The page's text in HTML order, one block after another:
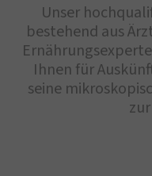
Unser
bestehend aus
Ihnen für
seine